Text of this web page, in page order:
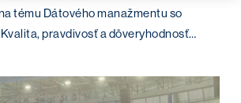
tému Dátového manažmentu so
pravdivosť a dôveryhodnosť…